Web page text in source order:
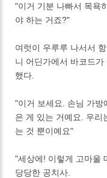
"이거 기분 나빠서 목욕
야 하는 거죠?"
여럿이 우루루 나서서
니 어딘가에서 바코드
했다.
"이거 보세요. 손님 가
은 게 있는 거예요. 우리
는 것 뿐이예요"
"세상에! 이렇게 고마울
당당한 공치사.